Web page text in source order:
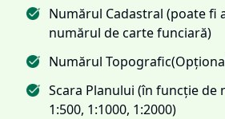
Numărul Cadastral (poate fi
numărul de carte funciară)
Numărul
Scara Planului (în funcție de
1:500, 1:1000, 1:2000)